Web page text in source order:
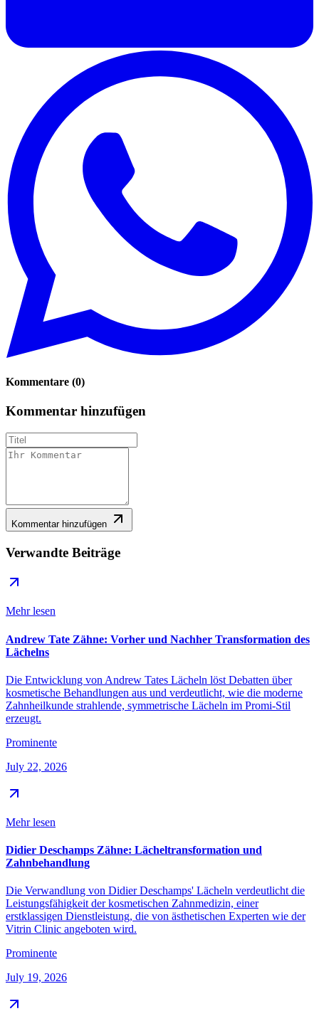
Kommentare (0)
Kommentar hinzufügen
Kommentar hinzufügen
Verwandte Beiträge
Mehr lesen
Andrew Tate Zähne: Vorher und Nachher Transformation des
Lächelns
Die Entwicklung von Andrew Tates Lächeln löst Debatten über
kosmetische Behandlungen aus und verdeutlicht, wie die moderne
Zahnheilkunde strahlende, symmetrische Lächeln im Promi-Stil
erzeugt.
Prominente
July 22, 2026
Mehr lesen
Didier Deschamps Zähne: Lächeltransformation und
Zahnbehandlung
Die Verwandlung von Didier Deschamps' Lächeln verdeutlicht die
Leistungsfähigkeit der kosmetischen Zahnmedizin, einer
erstklassigen Dienstleistung, die von ästhetischen Experten wie der
Vitrin Clinic angeboten wird.
Prominente
July 19, 2026